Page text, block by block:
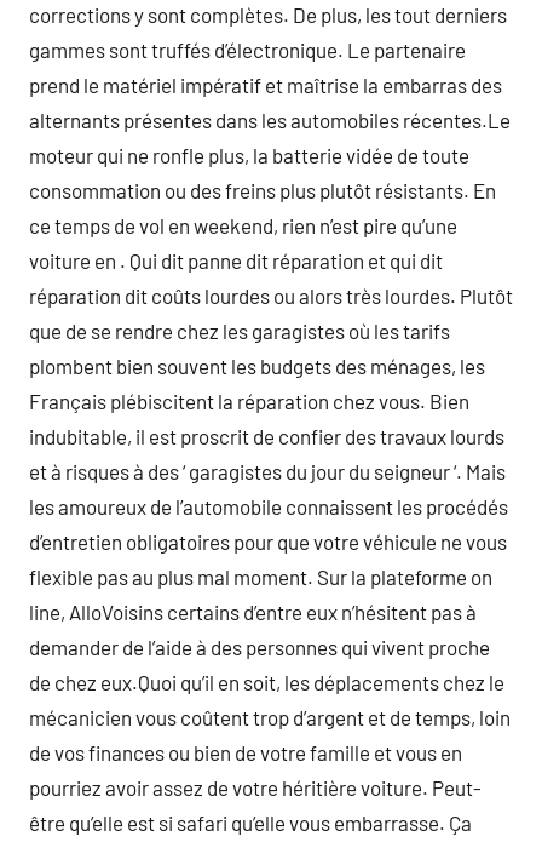
corrections y sont complètes. De plus, les tout derniers
gammes sont truffés d’électronique. Le partenaire
prend le matériel impératif et maîtrise la embarras des
alternants présentes dans les automobiles récentes.Le
moteur qui ne ronfle plus, la batterie vidée de toute
consommation ou des freins plus plutôt résistants. En
ce temps de vol en weekend, rien n’est pire qu’une
voiture en . Qui dit panne dit réparation et qui dit
réparation dit coûts lourdes ou alors très lourdes. Plutôt
que de se rendre chez les garagistes où les tarifs
plombent bien souvent les budgets des ménages, les
Français plébiscitent la réparation chez vous. Bien
indubitable, il est proscrit de confier des travaux lourds
et à risques à des ‘ garagistes du jour du seigneur ‘. Mais
les amoureux de l’automobile connaissent les procédés
d’entretien obligatoires pour que votre véhicule ne vous
flexible pas au plus mal moment. Sur la plateforme on
line, AlloVoisins certains d’entre eux n’hésitent pas à
demander de l’aide à des personnes qui vivent proche
de chez eux.Quoi qu’il en soit, les déplacements chez le
mécanicien vous coûtent trop d’argent et de temps, loin
de vos finances ou bien de votre famille et vous en
pourriez avoir assez de votre héritière voiture. Peut-
être qu’elle est si safari qu’elle vous embarrasse. Ça